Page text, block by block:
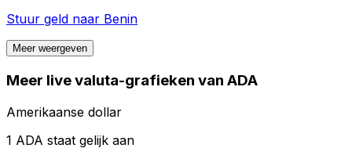
Stuur geld naar Benin
Meer weergeven
Meer live valuta-grafieken van ADA
Amerikaanse dollar
1 ADA staat gelijk aan